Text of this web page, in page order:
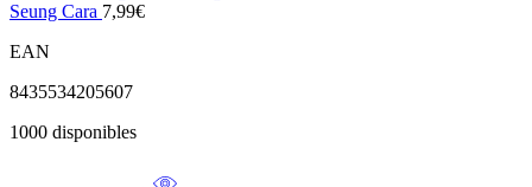
Seung Cara 7,99€
EAN
8435534205607
1000 disponibles